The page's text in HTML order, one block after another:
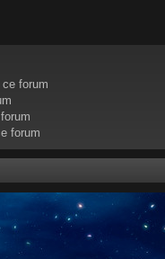
forum
forum